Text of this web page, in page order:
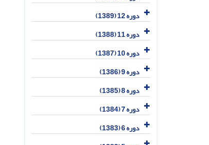
دوره 12 (1389)
دوره 11 (1388)
دوره 10 (1387)
دوره 9 (1386)
دوره 8 (1385)
دوره 7 (1384)
دوره 6 (1383)